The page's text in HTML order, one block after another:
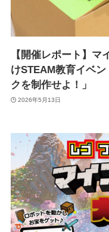
【開催レポート】
けSTEAM教育イベ
クを制作せよ！」
2026年5月13日